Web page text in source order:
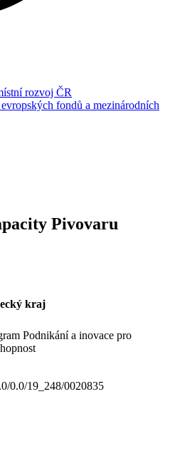
rozvoj ČR
fondů a mezinárodních
Pivovaru
kraj
Podnikání a inovace pro
0.0/19_248/0020835